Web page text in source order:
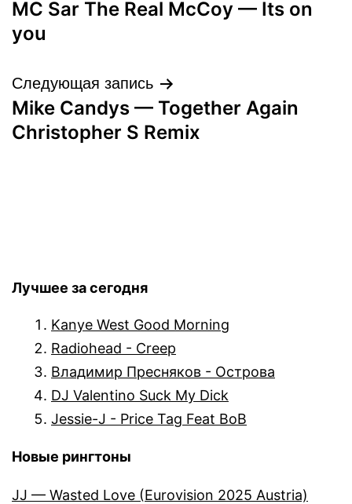
по
MC Sar The Real McCoy — Its on
you
Следующая запись
Mike Candys — Together Again
Christopher S Remix
Лучшее за сегодня
Kanye West Good Morning
Radiohead - Creep
Владимир Пресняков - Острова
DJ Valentino Suck My Dick
Jessie-J - Price Tag Feat BoB
Новые рингтоны
JJ — Wasted Love (Eurovision 2025 Austria)